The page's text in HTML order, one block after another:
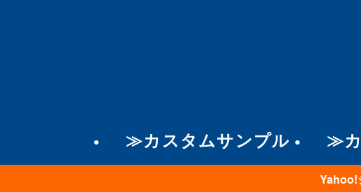
≫カスタムサンプル ≫カ
Yahoo!